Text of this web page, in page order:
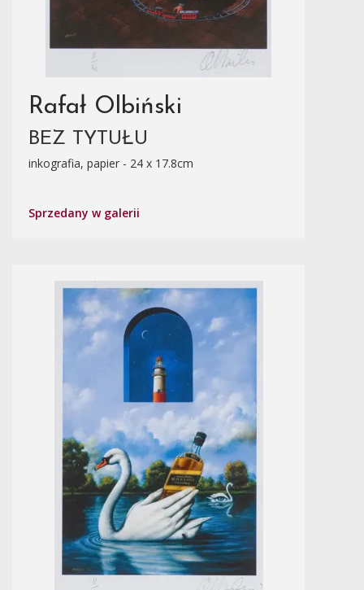
Rafał Olbiński
BEZ TYTUŁU
inkografia, papier - 24 x 17.8cm
Sprzedany w galerii